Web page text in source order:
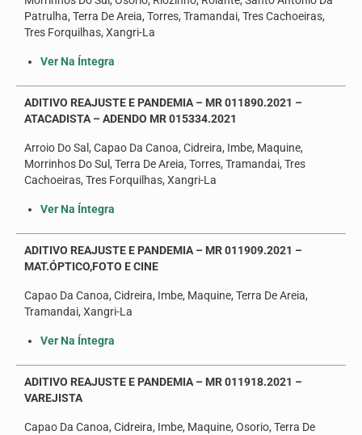
Patrulha, Terra De Areia, Torres, Tramandai, Tres Cachoeiras,
Tres Forquilhas, Xangri-La
Ver Na Íntegra
ADITIVO REAJUSTE E PANDEMIA – MR 011890.2021 –
ATACADISTA – ADENDO MR 015334.2021
Arroio Do Sal, Capao Da Canoa, Cidreira, Imbe, Maquine,
Morrinhos Do Sul, Terra De Areia, Torres, Tramandai, Tres
Cachoeiras, Tres Forquilhas, Xangri-La
Ver Na Íntegra
ADITIVO REAJUSTE E PANDEMIA – MR 011909.2021 –
MAT.ÓPTICO,FOTO E CINE
Capao Da Canoa, Cidreira, Imbe, Maquine, Terra De Areia,
Tramandai, Xangri-La
Ver Na Íntegra
ADITIVO REAJUSTE E PANDEMIA – MR 011918.2021 –
VAREJISTA
Capao Da Canoa, Cidreira, Imbe, Maquine, Osorio, Terra De